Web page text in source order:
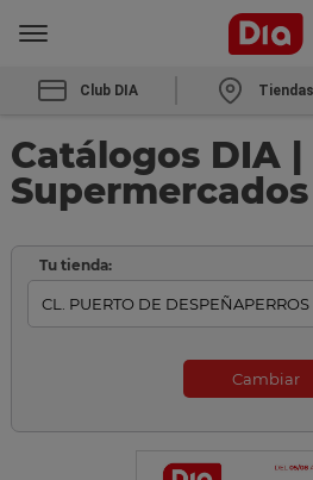
Club DIA Tiendas
Catálogos DIA
Tu tienda:
Cambiar